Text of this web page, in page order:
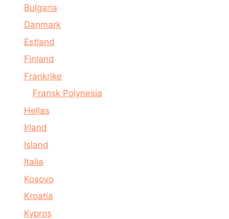
Bulgaria
Danmark
Estland
Finland
Frankrike
Fransk Polynesia
Hellas
Irland
Island
Italia
Kosovo
Kroatia
Kypros